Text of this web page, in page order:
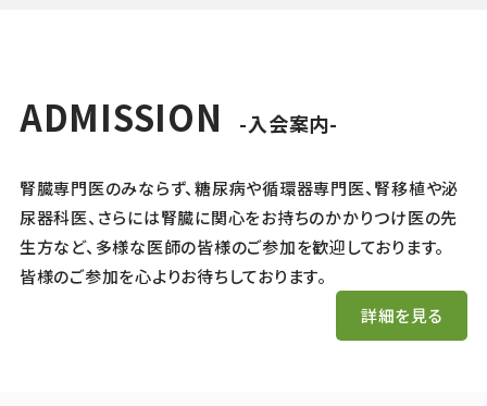
ADMISSION -入会案内-
腎臓専門医のみならず、糖尿病や循環器専門医、腎移植や泌
尿器科医、さらには腎臓に関心をお持ちのかかりつけ医の先
生方など、多様な医師の皆様のご参加を歓迎しております。
皆様のご参加を心よりお待ちしております。
詳細を見る